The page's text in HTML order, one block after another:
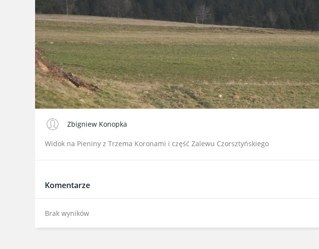
Zbigniew Konopka
Widok na Pieniny z Trzema Koronami i część Zalewu Czorsztyńskiego
Komentarze
Brak wyników